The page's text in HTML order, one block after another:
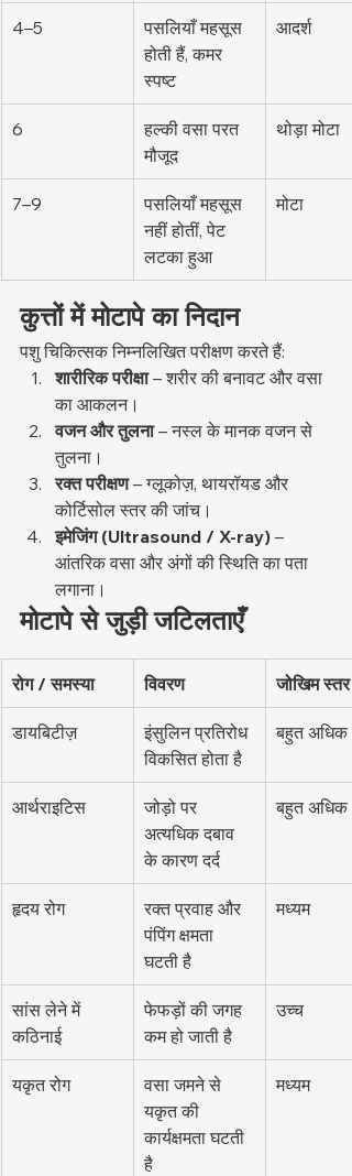
4–5
पसलियाँ महसूस
होती हैं, कमर
स्पष्ट
आदर्श
6
हल्की वसा परत
मौजूद
थोड़ा मोटा
7–9
पसलियाँ महसूस
नहीं होतीं, पेट
लटका हुआ
मोटा
कुत्तों में मोटापे का निदान
पशु चिकित्सक निम्नलिखित परीक्षण करते हैं:
शारीरिक परीक्षा – शरीर की बनावट और वसा
का आकलन।
वजन और तुलना – नस्ल के मानक वजन से
तुलना।
रक्त परीक्षण – ग्लूकोज़, थायरॉयड और
कोर्टिसोल स्तर की जांच।
इमेजिंग (Ultrasound / X-ray) –
आंतरिक वसा और अंगों की स्थिति का पता
लगाना।
मोटापे से जुड़ी जटिलताएँ
रोग / समस्या विवरण जोखिम स्तर
डायबिटीज़
इंसुलिन प्रतिरोध
विकसित होता है
बहुत अधिक
आर्थराइटिस
जोड़ो पर
अत्यधिक दबाव
के कारण दर्द
बहुत अधिक
हृदय रोग
रक्त प्रवाह और
पंपिंग क्षमता
घटती है
मध्यम
सांस लेने में
कठिनाई
फेफड़ों की जगह
कम हो जाती है
उच्च
यकृत रोग
वसा जमने से
यकृत की
कार्यक्षमता घटती
है
मध्यम